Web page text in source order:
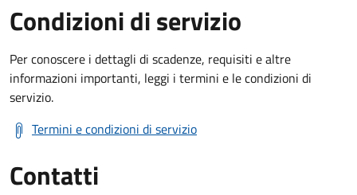
Condizioni di servizio
Per conoscere i dettagli di scadenze, requisiti e altre
informazioni importanti, leggi i termini e le condizioni di
servizio.
Termini e condizioni di servizio
Contatti